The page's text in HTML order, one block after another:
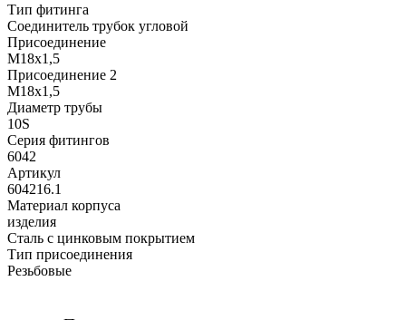
Тип фитинга
Соединитель трубок угловой
Присоединение
M18x1,5
Присоединение 2
M18x1,5
Диаметр трубы
10S
Серия фитингов
6042
Артикул
604216.1
Материал корпуса
изделия
Сталь с цинковым покрытием
Тип присоединения
Резьбовые